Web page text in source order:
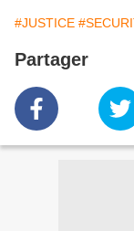
#JUSTICE
Partager